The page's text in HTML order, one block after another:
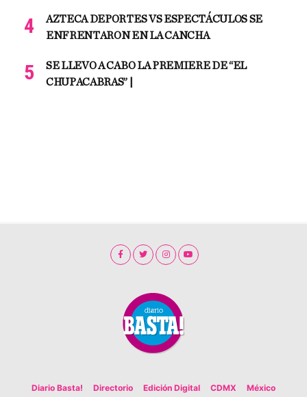
AZTECA DEPORTES VS ESPECTÁCULOS SE
ENFRENTARON EN LA CANCHA
SE LLEVO A CABO LA PREMIERE DE “EL
CHUPACABRAS” |
Diario Basta! Directorio Edición Digital CDMX México